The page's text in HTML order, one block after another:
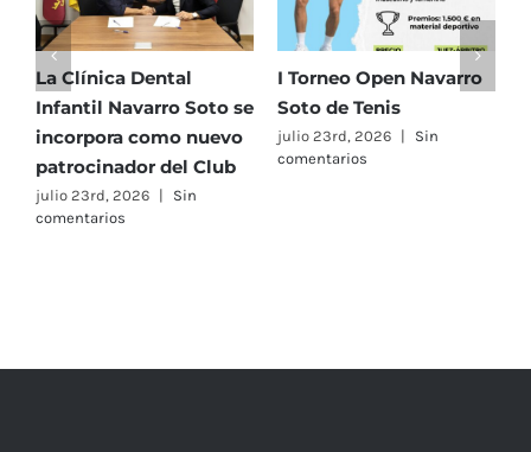
La Clínica Dental
Infantil Navarro Soto se
incorpora como nuevo
patrocinador del Club
julio 23rd, 2026 |
Sin
comentarios
I Torneo Open Navarro
Soto de Tenis
julio 23rd, 2026 |
Sin
comentarios